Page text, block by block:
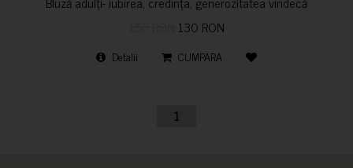
130 RON
Detalii CUMPARA
1